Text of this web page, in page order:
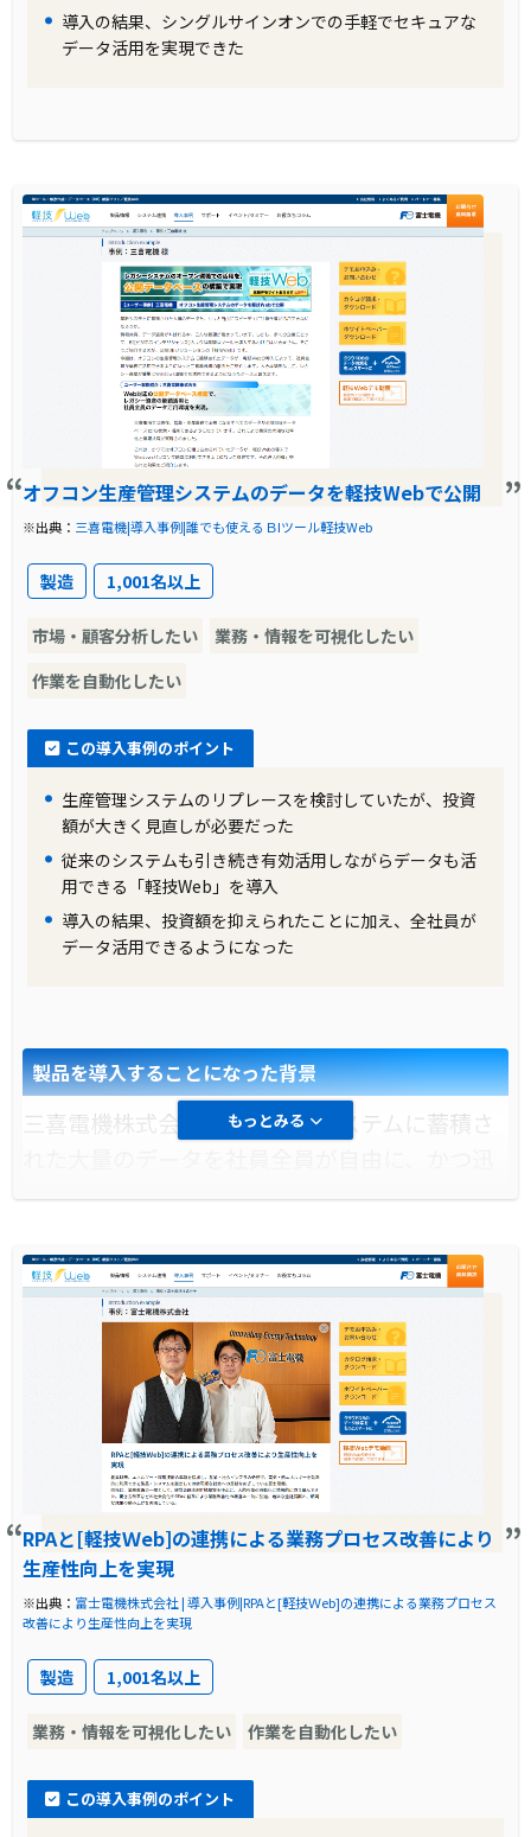
導入の結果、シングルサインオンでの手軽でセキュアな
データ活用を実現できた
オフコン生産管理システムのデータを軽技Webで公開
※出典： 三喜電機|導入事例|誰でも使えるＢIツール軽技Web
製造 1,001名以上
市場・顧客分析したい
業務・情報を可視化したい
作業を自動化したい
この導入事例のポイント
生産管理システムのリプレースを検討していたが、投資
額が大きく見直しが必要だった
従来のシステムも引き続き有効活用しながらデータも活
用できる「軽技Web」を導入
導入の結果、投資額を抑えられたことに加え、全社員が
データ活用できるようになった
もっとみる
製品を導入することになった背景
三喜電機株式会社では、基幹システムに蓄積さ
速に活用することが求められていました。しか
フコンの生産管理システムからのデータ活用も
限界がありました。そこで、公開DBソリューシ
ョンの「軽技Web」が注目され、その導入が決
定しました。これにより、レガシー資産を
Windows環境でも簡単に活用できる道が開かれ
ました。
導入前に企業が抱えていた課題
オフコンの生産管理システムは、専用端末でし
かアクセスできず、全社員がデータを即座に利
用することは困難でした。現場ではデータを紙
に出力し、それを再度エクセルに入力するな
ど、多くの時間をデータ管理に費やしていまし
た。また、システムの全面リプレースには莫大
いました。
RPAと[軽技Ｗeb]の連携による業務プロセス改善により
生産性向上を実現
※出典： 富士電機株式会社 | 導入事例|RPAと[軽技Ｗeb]の連携による業務プロセス
改善により生産性向上を実現
製造 1,001名以上
業務・情報を可視化したい 作業を自動化したい
この導入事例のポイント